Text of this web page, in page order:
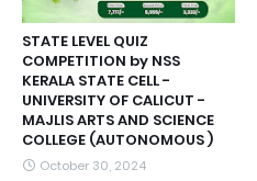
STATE LEVEL QUIZ
COMPETITION by NSS
KERALA STATE CELL -
UNIVERSITY OF CALICUT -
MAJLIS ARTS AND SCIENCE
COLLEGE (AUTONOMOUS )
October 30, 2024